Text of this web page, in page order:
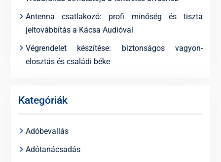
Antenna csatlakozó: profi minőség és tiszta
jeltovábbítás a Kácsa Audióval
Végrendelet készítése: biztonságos vagyon-
elosztás és családi béke
Kategóriák
Adóbevallás
Adótanácsadás